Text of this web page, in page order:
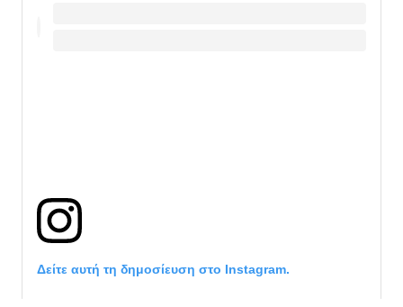
Δείτε αυτή τη δημοσίευση στο Instagram.